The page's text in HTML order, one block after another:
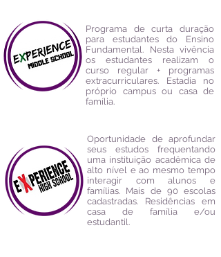
Programa de curta duração
para estudantes do Ensino
Fundamental. Nesta vivência
os estudantes realizam o
curso regular + programas
extracurriculares. Estadia no
próprio campus ou casa de
família.
Oportunidade de aprofundar
seus estudos frequentando
uma instituição acadêmica de
alto nível e ao mesmo tempo
interagir com alunos e
famílias. Mais de 90 escolas
cadastradas. Residências em
casa de família e/ou
estudantil.